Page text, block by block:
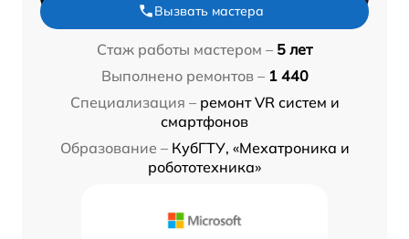
Вызвать мастера
Стаж работы мастером – 5 лет
Выполнено ремонтов – 1 440
Специализация – ремонт VR систем и
смартфонов
Образование – КубГТУ, «Мехатроника и
робототехника»